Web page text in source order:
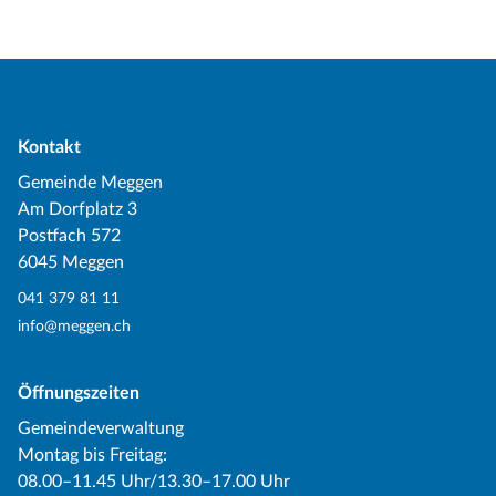
Kontakt
Gemeinde Meggen
Am Dorfplatz 3
Postfach 572
6045 Meggen
041 379 81 11
info@meggen.ch
Öffnungszeiten
Gemeindeverwaltung
Montag bis Freitag:
08.00–11.45 Uhr/13.30–17.00 Uhr